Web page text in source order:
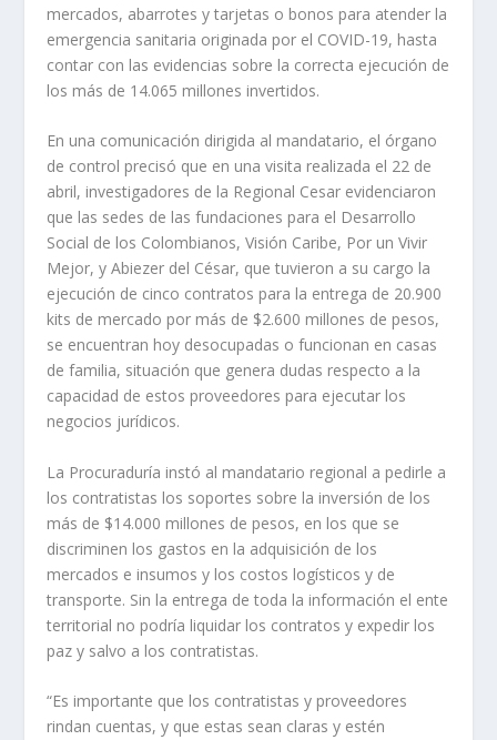
mercados, abarrotes y tarjetas o bonos para atender la
emergencia sanitaria originada por el COVID-19, hasta
contar con las evidencias sobre la correcta ejecución de
los más de 14.065 millones invertidos.
En una comunicación dirigida al mandatario, el órgano
de control precisó que en una visita realizada el 22 de
abril, investigadores de la Regional Cesar evidenciaron
que las sedes de las fundaciones para el Desarrollo
Social de los Colombianos, Visión Caribe, Por un Vivir
Mejor, y Abiezer del César, que tuvieron a su cargo la
ejecución de cinco contratos para la entrega de 20.900
kits de mercado por más de $2.600 millones de pesos,
se encuentran hoy desocupadas o funcionan en casas
de familia, situación que genera dudas respecto a la
capacidad de estos proveedores para ejecutar los
negocios jurídicos.
La Procuraduría instó al mandatario regional a pedirle a
los contratistas los soportes sobre la inversión de los
más de $14.000 millones de pesos, en los que se
discriminen los gastos en la adquisición de los
mercados e insumos y los costos logísticos y de
transporte. Sin la entrega de toda la información el ente
territorial no podría liquidar los contratos y expedir los
paz y salvo a los contratistas.
“Es importante que los contratistas y proveedores
rindan cuentas, y que estas sean claras y estén